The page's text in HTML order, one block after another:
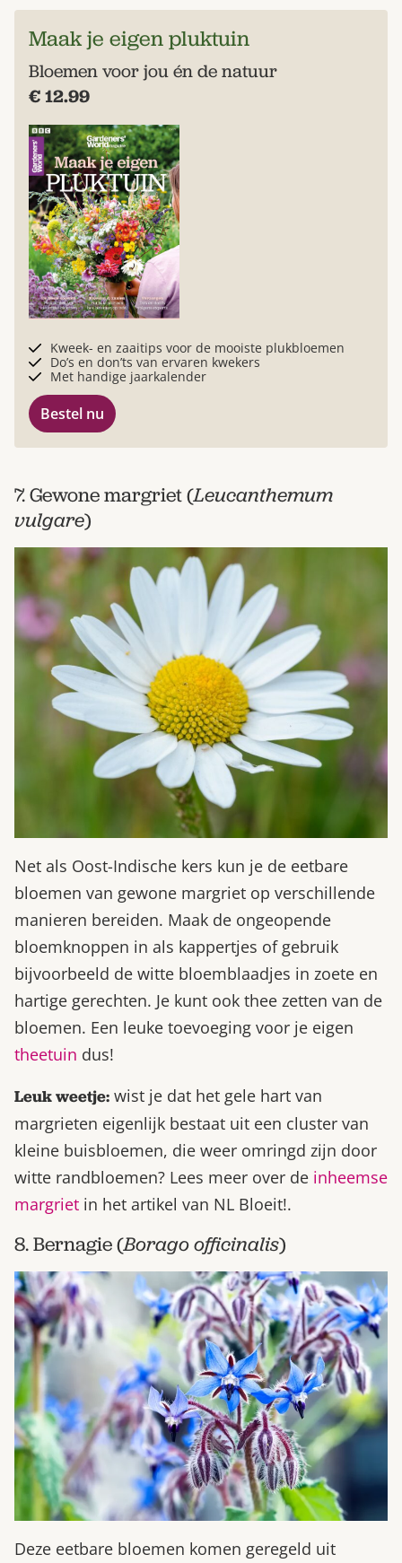
Maak je eigen pluktuin
Bloemen voor jou én de natuur
€ 12.99
Kweek- en zaaitips voor de mooiste plukbloemen
Do’s en don’ts van ervaren kwekers
Met handige jaarkalender
Bestel nu
7. Gewone margriet (Leucanthemum
vulgare)
Net als Oost-Indische kers kun je de eetbare
bloemen van gewone margriet op verschillende
manieren bereiden. Maak de ongeopende
bloemknoppen in als kappertjes of gebruik
bijvoorbeeld de witte bloemblaadjes in zoete en
hartige gerechten. Je kunt ook thee zetten van de
bloemen. Een leuke toevoeging voor je eigen
theetuin dus!
Leuk weetje: wist je dat het gele hart van
margrieten eigenlijk bestaat uit een cluster van
kleine buisbloemen, die weer omringd zijn door
witte randbloemen? Lees meer over de inheemse
margriet in het artikel van NL Bloeit!.
8. Bernagie (Borago officinalis)
Deze eetbare bloemen komen geregeld uit